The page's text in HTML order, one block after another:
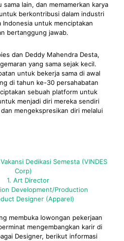
lain, dan memamerkan karya
berkontribusi dalam industri
untuk menciptakan
bertanggung jawab.
dan Deddy Mahendra Desta,
yang sama sejak kecil.
untuk bekerja sama di awal
di tahun ke-30 persahabatan
sebuah platform untuk
menjadi diri mereka sendiri
mengekspresikan diri melalui
Dedikasi Semesta (VINDES
Corp)
1. Art Director
Development/Production
Designer (Apparel)
membuka lowongan pekerjaan
mengembangkan karir di
Designer, berikut informasi